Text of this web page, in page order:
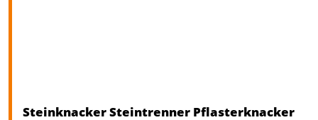
Steinknacker Steintrenner Pflasterknacker